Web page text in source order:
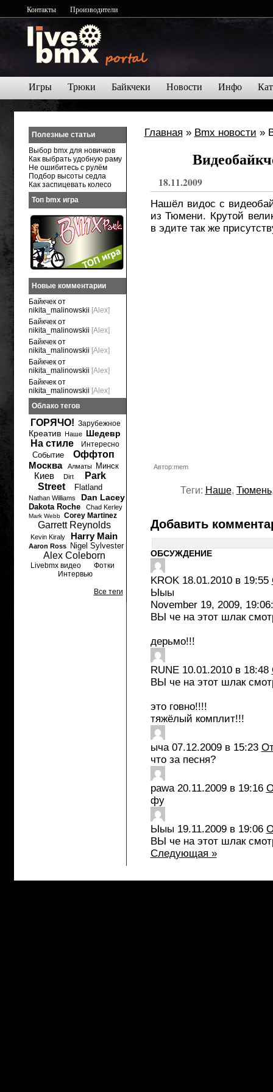
Контакты Производители
Игры Трюки Байкчеки Новости Инфо
Главная » Bmx новости »
18.11.2009
Нашёл видос с
из Тюмени. Крутой
в эдите так же
Автор:mem
Теги: Наше, Тюмень
Добавить
ОБСУЖДЕНИЕ
KROK 18.01.2010 в 19:55
Ыыы
November 19, 2009,
ВЫ че на этот шлак
дерьмо!!!
RUNE 10.01.2010 в 18:48
ВЫ че на этот шлак
это говно!!!!
тяжёлый комплит!!!
ыча 07.12.2009 в 15:23
что за песня?
pawa 20.11.2009 в 19:16
фу
Ыыы 19.11.2009 в 19:06
ВЫ че на этот шлак
Следующая »
Полезные статьи
Выбор bmx для новичков
Как выбрать удобную раму
Не ошибитесь с рулём
Подбор высоты седла
Как заспицевать колесо
Топ bmx игра
Новые комментарии
Байкчек от
nikita_malinowskii [Alex]
Байкчек от
nikita_malinowskii [Alex]
Байкчек от
nikita_malinowskii [Alex]
Байкчек от
nikita_malinowskii [Alex]
Байкчек от
nikita_malinowskii [Alex]
Облако тегов
ГОРЯЧО! Зарубежное
Креатив Наше Шедевр
На стиле Интересно
Событие
Оффтоп
Москва
Алматы Минск
Киев Dirt
Park
Street
Flatland
Nathan Williams Dan Lacey
Dakota Roche Chad Kerley
Mark Webb Corey Martinez
Garrett Reynolds
Kevin Kiraly Harry Main
Aaron Ross Nigel Sylvester
Alex Coleborn
Livebmx видео
Фотки
Интервью
Все теги